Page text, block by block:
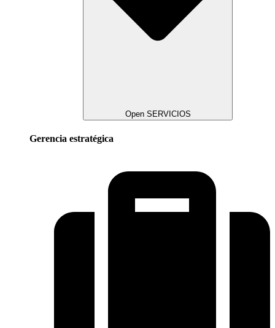
Open SERVICIOS
Gerencia estratégica